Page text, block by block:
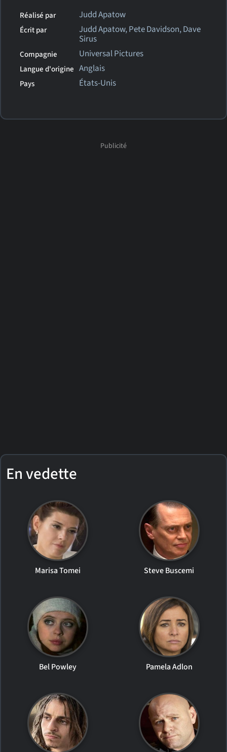
Réalisé par Judd Apatow
Écrit par Judd Apatow, Pete Davidson, Dave
Sirus
Compagnie Universal Pictures
Langue d'origine Anglais
Pays États-Unis
En vedette
Marisa Tomei Steve Buscemi
Bel Powley Pamela Adlon